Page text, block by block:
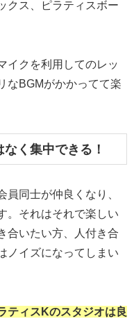
クス、ピラティスボー
イクを利用してのレッ
なBGMがかかってて楽
く集中できる！
員同士が仲良くなり、
。それはそれで楽しい
合いたい方、人付き合
ノイズになってしまい
ティスKのスタジオは良